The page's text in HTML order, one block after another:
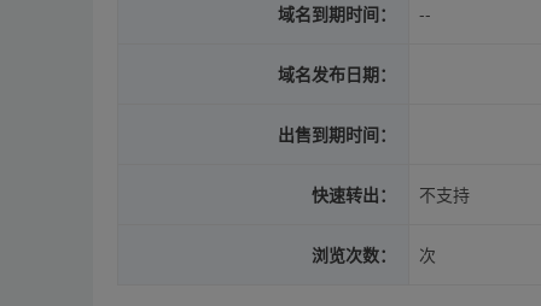
域名到期时间： --
域名发布日期：
出售到期时间：
快速转出： 不支持
浏览次数： 次